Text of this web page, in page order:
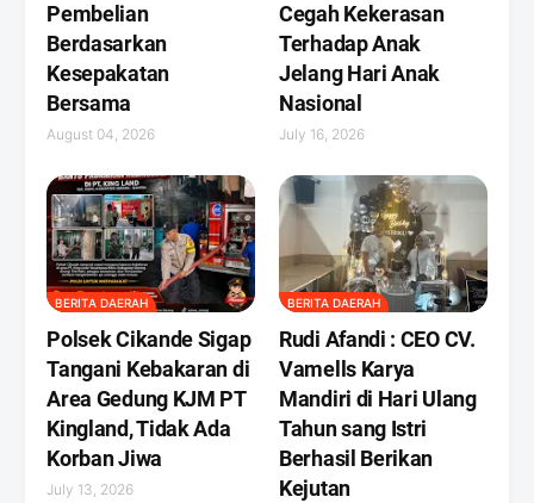
Pembelian
Berdasarkan
Kesepakatan
Bersama
August 04, 2026
Cegah Kekerasan
Terhadap Anak
Jelang Hari Anak
Nasional
July 16, 2026
BERITA DAERAH
Polsek Cikande Sigap
Tangani Kebakaran di
Area Gedung KJM PT
Kingland, Tidak Ada
Korban Jiwa
July 13, 2026
BERITA DAERAH
Rudi Afandi : CEO CV.
Vamells Karya
Mandiri di Hari Ulang
Tahun sang Istri
Berhasil Berikan
Kejutan ‎